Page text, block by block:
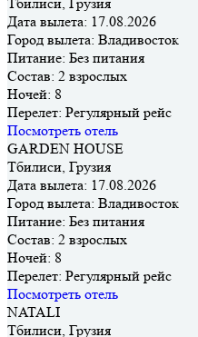
Дата вылета: 17.08.2026
Город вылета: Владивосток
Питание: Без питания
Состав: 2 взрослых
Ночей: 8
Перелет: Регулярный рейс
Посмотреть отель
GARDEN HOUSE
Тбилиси, Грузия
Дата вылета: 17.08.2026
Город вылета: Владивосток
Питание: Без питания
Состав: 2 взрослых
Ночей: 8
Перелет: Регулярный рейс
Посмотреть отель
NATALI
Тбилиси, Грузия